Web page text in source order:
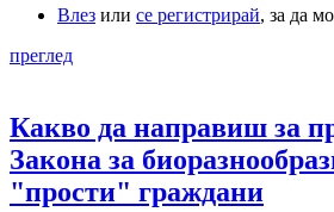
Влез или се регистрирай, за да
преглед
Какво да направиш за
Закона за
"прости" граждани